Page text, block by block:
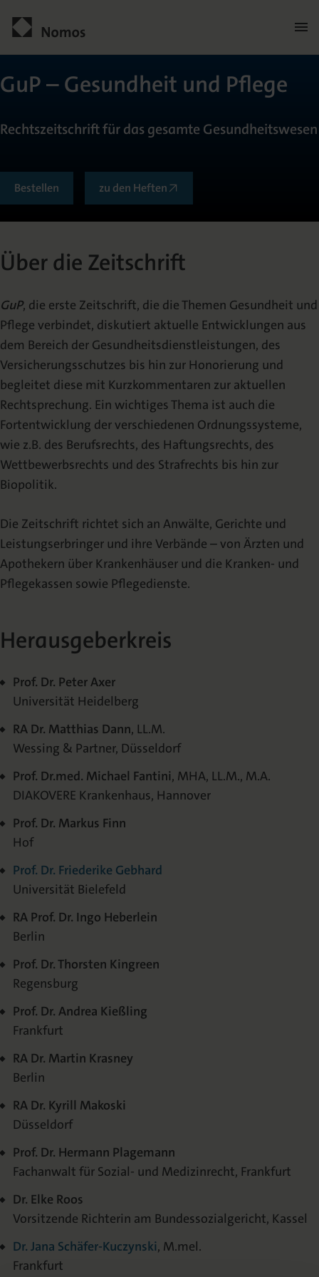
Allgemein
Über die Zeitschrift
Herausgeberkreis
Schriftleitung
Veröffentlichen
Autorenhinweise
Urheberrecht
Mediadaten
GuP – Gesundheit und Pflege
Rechtszeitschrift für das gesamte Gesundheitswesen
Bestellen zu den Heften
Über die Zeitschrift
GuP, die erste Zeitschrift, die die Themen Gesundheit und
Pflege verbindet, diskutiert aktuelle Entwicklungen aus
dem Bereich der Gesundheitsdienstleistungen, des
Versicherungsschutzes bis hin zur Honorierung und
begleitet diese mit Kurzkommentaren zur aktuellen
Rechtsprechung. Ein wichtiges Thema ist auch die
Fortentwicklung der verschiedenen Ordnungssysteme,
wie z.B. des Berufsrechts, des Haftungsrechts, des
Wettbewerbsrechts und des Strafrechts bis hin zur
Biopolitik.
Die Zeitschrift richtet sich an Anwälte, Gerichte und
Leistungserbringer und ihre Verbände – von Ärzten und
Apothekern über Krankenhäuser und die Kranken- und
Pflegekassen sowie Pflegedienste.
Herausgeberkreis
Prof. Dr. Peter Axer
Universität Heidelberg
RA Dr. Matthias Dann, LL.M.
Wessing & Partner, Düsseldorf
Prof. Dr.med. Michael Fantini, MHA, LL.M., M.A.
DIAKOVERE Krankenhaus, Hannover
Prof. Dr. Markus Finn
Hof
Prof. Dr. Friederike Gebhard
Universität Bielefeld
RA Prof. Dr. Ingo Heberlein
Berlin
Prof. Dr. Thorsten Kingreen
Regensburg
Prof. Dr. Andrea Kießling
Frankfurt
RA Dr. Martin Krasney
Berlin
RA Dr. Kyrill Makoski
Düsseldorf
Prof. Dr. Hermann Plagemann
Fachanwalt für Sozial- und Medizinrecht, Frankfurt
Dr. Elke Roos
Vorsitzende Richterin am Bundessozialgericht, Kassel
Dr. Jana Schäfer-Kuczynski, M.mel.
Frankfurt